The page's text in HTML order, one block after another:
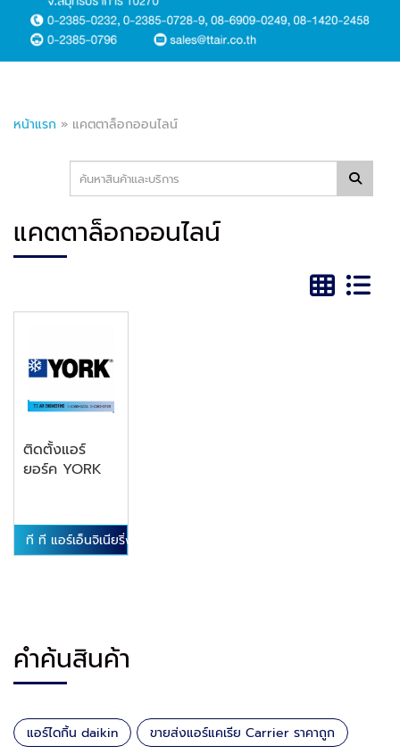
หน้าแรก » แคตตาล็อกออนไลน์
แคตตาล็อกออนไลน์
ติดตั้งแอร์
ยอร์ค YORK
ที ที แอร์เอ็นจิเนียริ่ง
คำค้นสินค้า
แอร์ไดกิ้น daikin ขายส่งแอร์แคเรีย Carrier ราคาถูก